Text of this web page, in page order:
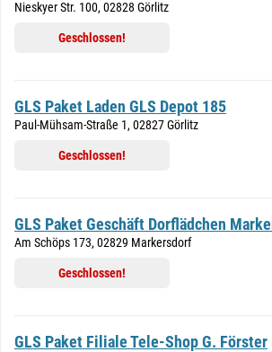
Nieskyer Str. 100, 02828 Görlitz
Geschlossen!
GLS Paket Laden GLS Depot 185
Paul-Mühsam-Straße 1, 02827 Görlitz
Geschlossen!
GLS Paket Geschäft Dorflädchen
Am Schöps 173, 02829 Markersdorf
Geschlossen!
GLS Paket Filiale Tele-Shop G. Förster